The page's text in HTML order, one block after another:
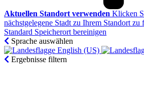
Aktuellen Standort verwenden Klicken
nächstgelegene Stadt zu Ihrem Standort zu
Standard Speicherort bereinigen
Sprache auswählen
English (US)‎
Ergebnisse filtern